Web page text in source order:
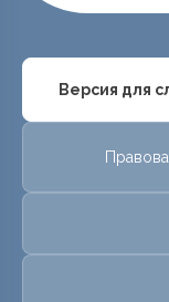
Версия для